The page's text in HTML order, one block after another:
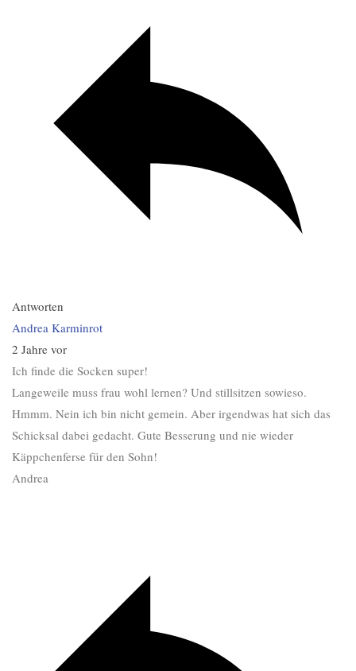
Antworten
Andrea Karminrot
2 Jahre vor
Ich finde die Socken super!
Langeweile muss frau wohl lernen? Und stillsitzen sowieso.
Hmmm. Nein ich bin nicht gemein. Aber irgendwas hat sich das
Schicksal dabei gedacht. Gute Besserung und nie wieder
Käppchenferse für den Sohn!
Andrea